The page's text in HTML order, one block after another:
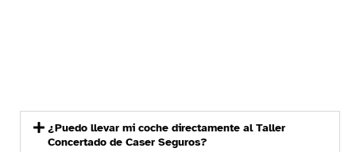
¿Puedo llevar mi coche directamente al Taller
Concertado de Caser Seguros?